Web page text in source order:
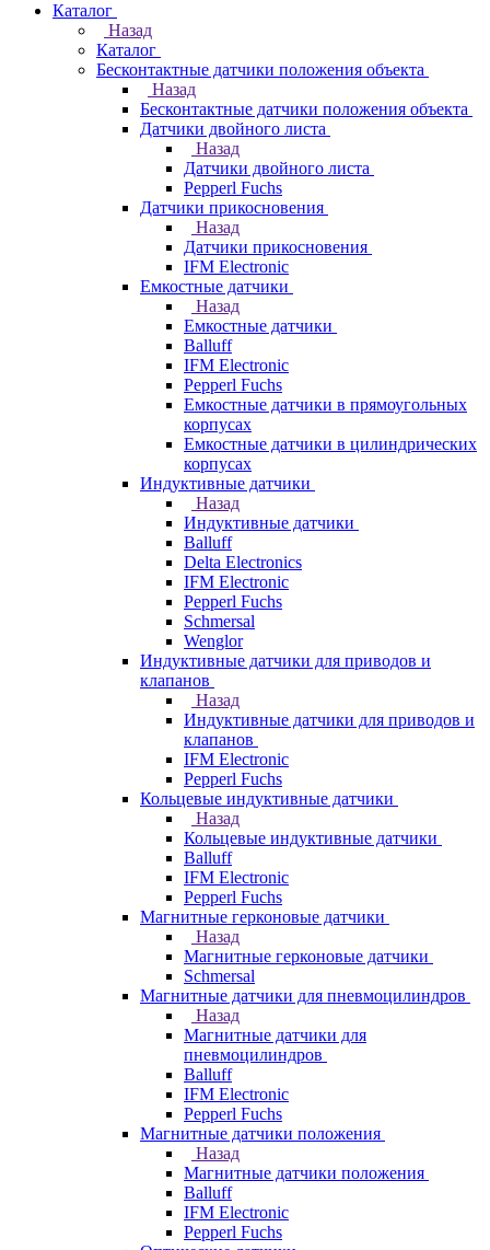
Каталог
Назад
Каталог
Бесконтактные датчики положения объекта
Назад
Бесконтактные датчики положения объекта
Датчики двойного листа
Назад
Датчики двойного листа
Pepperl Fuchs
Датчики прикосновения
Назад
Датчики прикосновения
IFM Electronic
Емкостные датчики
Назад
Емкостные датчики
Balluff
IFM Electronic
Pepperl Fuchs
Емкостные датчики в прямоугольных
корпусах
Емкостные датчики в цилиндрических
корпусах
Индуктивные датчики
Назад
Индуктивные датчики
Balluff
Delta Electronics
IFM Electronic
Pepperl Fuchs
Schmersal
Wenglor
Индуктивные датчики для приводов и
клапанов
Назад
Индуктивные датчики для приводов и
клапанов
IFM Electronic
Pepperl Fuchs
Кольцевые индуктивные датчики
Назад
Кольцевые индуктивные датчики
Balluff
IFM Electronic
Pepperl Fuchs
Магнитные герконовые датчики
Назад
Магнитные герконовые датчики
Schmersal
Магнитные датчики для пневмоцилиндров
Назад
Магнитные датчики для
пневмоцилиндров
Balluff
IFM Electronic
Pepperl Fuchs
Магнитные датчики положения
Назад
Магнитные датчики положения
Balluff
IFM Electronic
Pepperl Fuchs